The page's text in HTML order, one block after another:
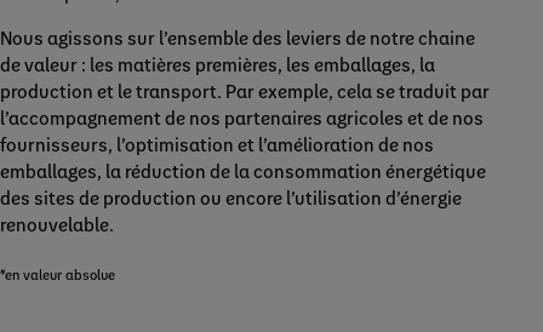
Nous agissons sur l’ensemble des leviers de notre chaine
de valeur : les matières premières, les emballages, la
production et le transport. Par exemple, cela se traduit par
l’accompagnement de nos partenaires agricoles et de nos
fournisseurs, l’optimisation et l’amélioration de nos
emballages, la réduction de la consommation énergétique
des sites de production ou encore l’utilisation d’énergie
renouvelable.
*en valeur absolue